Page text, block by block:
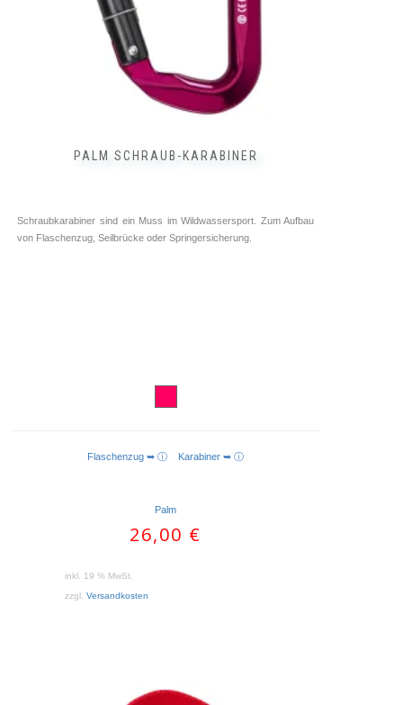
PALM SCHRAUB-KARABINER
Schraubkarabiner sind ein Muss im Wildwassersport. Zum Aufbau
von Flaschenzug, Seilbrücke oder Springersicherung.
Flaschenzug ➥ ⓘ Karabiner ➥ ⓘ
Palm
26,00 €
inkl. 19 % MwSt.
zzgl.Versandkosten